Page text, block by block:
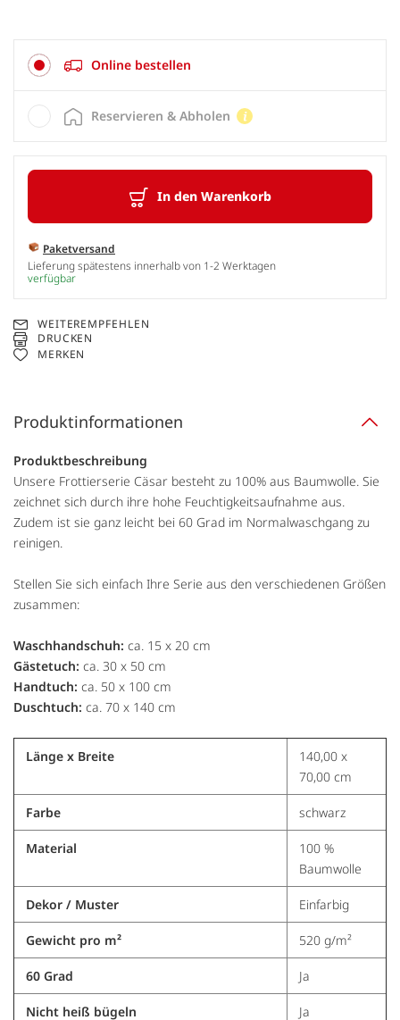
Online bestellen
In den Warenkorb
Paketversand
Lieferung spätestens innerhalb von 1-2 Werktagen
verfügbar
Reservieren & Abholen
WEITEREMPFEHLEN
DRUCKEN
MERKEN
Produktinformationen
Produktbeschreibung
Unsere Frottierserie Cäsar besteht zu 100% aus Baumwolle. Sie
zeichnet sich durch ihre hohe Feuchtigkeitsaufnahme aus.
Zudem ist sie ganz leicht bei 60 Grad im Normalwaschgang zu
reinigen.
Stellen Sie sich einfach Ihre Serie aus den verschiedenen Größen
zusammen:
Waschhandschuh: ca. 15 x 20 cm
Gästetuch: ca. 30 x 50 cm
Handtuch: ca. 50 x 100 cm
Duschtuch: ca. 70 x 140 cm
Länge x Breite
140,00 x
70,00 cm
Farbe schwarz
Material
100 %
Baumwolle
Dekor / Muster Einfarbig
Gewicht pro m² 520 g/m²
60 Grad Ja
Nicht heiß bügeln Ja